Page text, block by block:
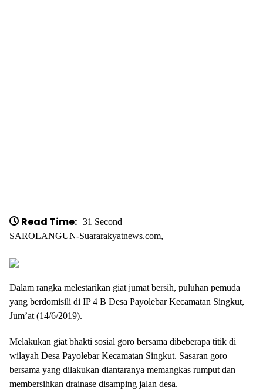
Read Time: 31 Second
SAROLANGUN-Suararakyatnews.com,
Dalam rangka melestarikan giat jumat bersih, puluhan pemuda
yang berdomisili di IP 4 B Desa Payolebar Kecamatan Singkut,
Jum’at (14/6/2019).
Melakukan giat bhakti sosial goro bersama dibeberapa titik di
wilayah Desa Payolebar Kecamatan Singkut. Sasaran goro
bersama yang dilakukan diantaranya memangkas rumput dan
membersihkan drainase disamping jalan desa.